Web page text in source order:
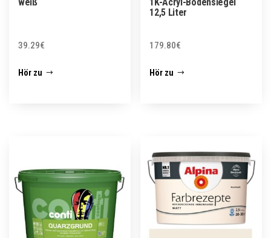
39.29€
Hör zu
12,5 Liter
179.80€
Hör zu